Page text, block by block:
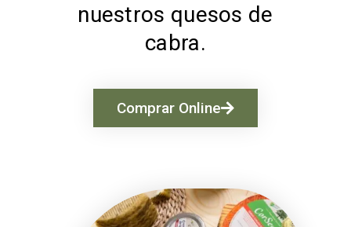
nuestros quesos de
cabra.
Comprar Online